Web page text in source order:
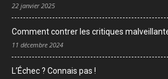
22 janvier 2025
Comment contrer les critiques
11 décembre 2024
L’Échec ? Connais pas !